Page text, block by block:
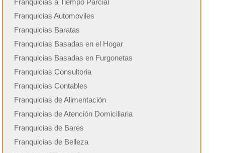
Franquicias Automoviles
Franquicias Baratas
Franquicias Basadas en el Hogar
Franquicias Basadas en Furgonetas
Franquicias Consultoria
Franquicias Contables
Franquicias de Alimentación
Franquicias de Atención Domiciliaria
Franquicias de Bares
Franquicias de Belleza